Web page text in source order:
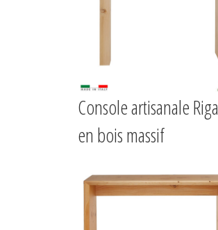
Console artisanale Riga
en bois massif